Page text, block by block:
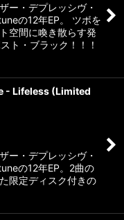
ー・デプレッシヴ・
の12年EP。 ツボを
空間に喚き散らす発
ト・ブラック！！！
Lifeless (Limited
ー・デプレッシヴ・
の12年EP。2曲の
限定ディスク付きの